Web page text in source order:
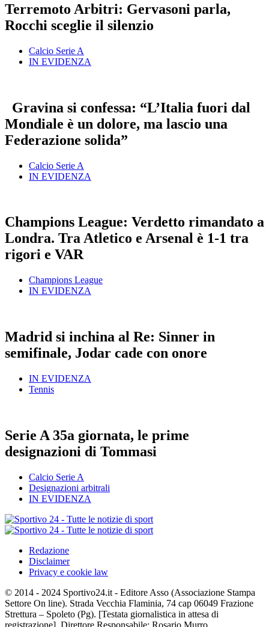
Terremoto Arbitri: Gervasoni parla,
Rocchi sceglie il silenzio
Calcio Serie A
IN EVIDENZA
Gravina si confessa: “L’Italia fuori dal
Mondiale è un dolore, ma lascio una
Federazione solida”
Calcio Serie A
IN EVIDENZA
Champions League: Verdetto rimandato a
Londra. Tra Atletico e Arsenal è 1-1 tra
rigori e VAR
Champions League
IN EVIDENZA
Madrid si inchina al Re: Sinner in
semifinale, Jodar cade con onore
IN EVIDENZA
Tennis
Serie A 35a giornata, le prime
designazioni di Tommasi
Calcio Serie A
Designazioni arbitrali
IN EVIDENZA
Redazione
Disclaimer
Privacy e cookie law
© 2014 - 2024 Sportivo24.it - Editore Asso (Associazione Stampa
Settore On line). Strada Vecchia Flaminia, 74 cap 06049 Frazione
Strettura – Spoleto (Pg). [Testata giornalistica in attesa di
registrazione]. Direttore Responsabile: Rosario Murro.